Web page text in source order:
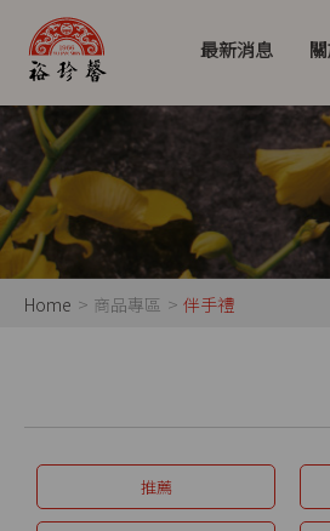
最新消息
Home 商品專區 伴手禮
推薦